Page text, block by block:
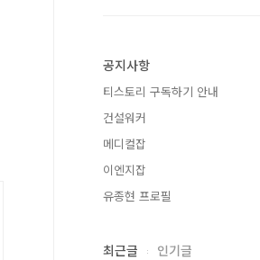
공지사항
티스토리 구독하기 안내
건설워커
메디컬잡
이엔지잡
유종현 프로필
최근글 인기글